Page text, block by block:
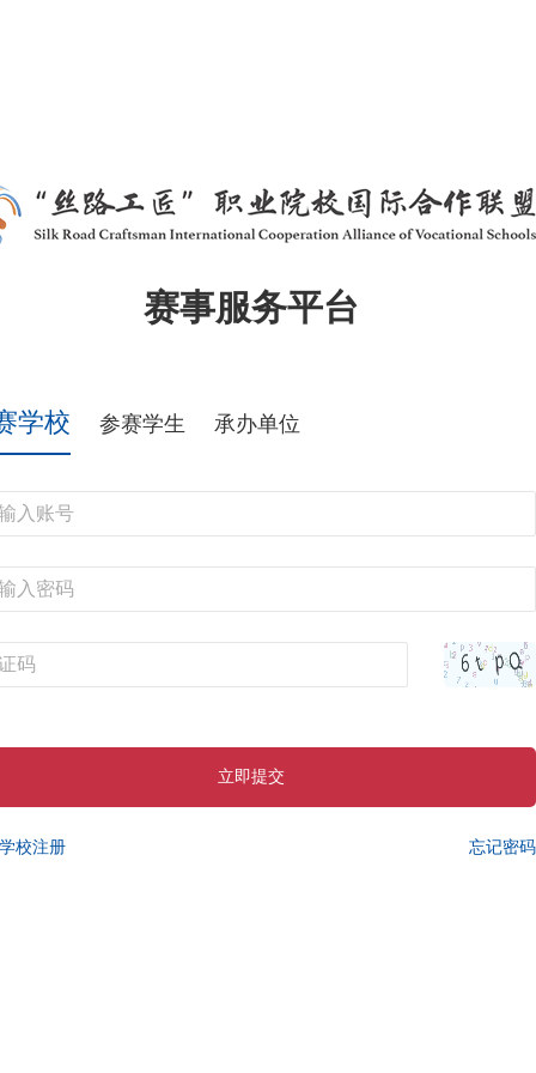
赛事服务平台
学校 参赛学生 承办单位
立即提交
校注册 忘记密码